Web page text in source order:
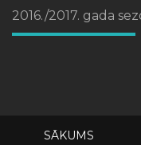
2016./2017. gada
SĀKUMS